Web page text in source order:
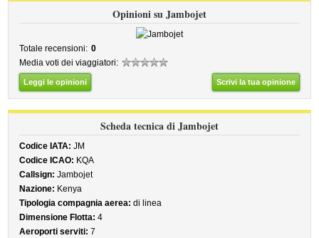
Opinioni su Jambojet
Totale recensioni: 0
Media voti dei viaggiatori:
Leggi le opinioni Scrivi la tua opinione
Scheda tecnica di Jambojet
Codice IATA: JM
Codice ICAO: KQA
Callsign: Jambojet
Nazione: Kenya
Tipologia compagnia aerea: di linea
Dimensione Flotta: 4
Aeroporti serviti: 7